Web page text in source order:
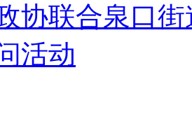
协联合泉口
活动